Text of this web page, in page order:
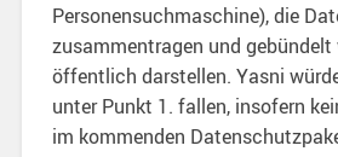
Personensuchmaschine), die
zusammentragen und gebündelt
öffentlich darstellen. Yasni
unter Punkt 1. fallen, insofern
im kommenden